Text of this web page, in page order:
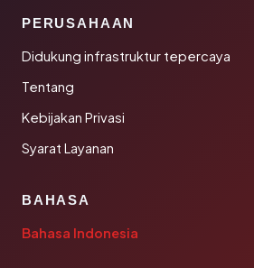
PERUSAHAAN
Didukung infrastruktur tepercaya
Tentang
Kebijakan Privasi
Syarat Layanan
BAHASA
Bahasa Indonesia